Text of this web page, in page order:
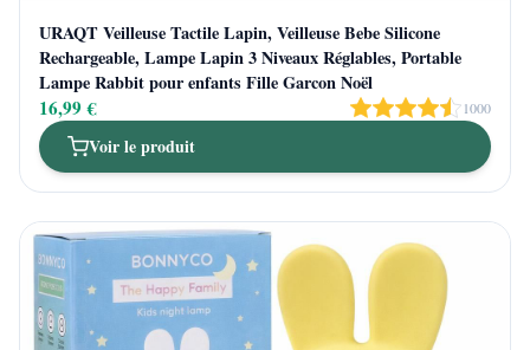
URAQT Veilleuse Tactile Lapin, Veilleuse Bebe Silicone
Rechargeable, Lampe Lapin 3 Niveaux Réglables, Portable
Lampe Rabbit pour enfants Fille Garcon Noël
16,99 € 1000
Voir le produit